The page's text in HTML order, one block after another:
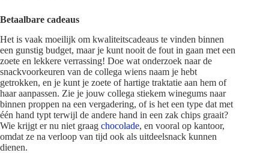
Betaalbare cadeaus
Het is vaak moeilijk om kwaliteitscadeaus te vinden binnen
een gunstig budget, maar je kunt nooit de fout in gaan met een
zoete en lekkere verrassing! Doe wat onderzoek naar de
snackvoorkeuren van de collega wiens naam je hebt
getrokken, en je kunt je zoete of hartige traktatie aan hem of
haar aanpassen. Zie je jouw collega stiekem winegums naar
binnen proppen na een vergadering, of is het een type dat met
één hand typt terwijl de andere hand in een zak chips graait?
Wie krijgt er nu niet graag chocolade, en vooral op kantoor,
omdat ze na verloop van tijd ook als uitdeelsnack kunnen
dienen.